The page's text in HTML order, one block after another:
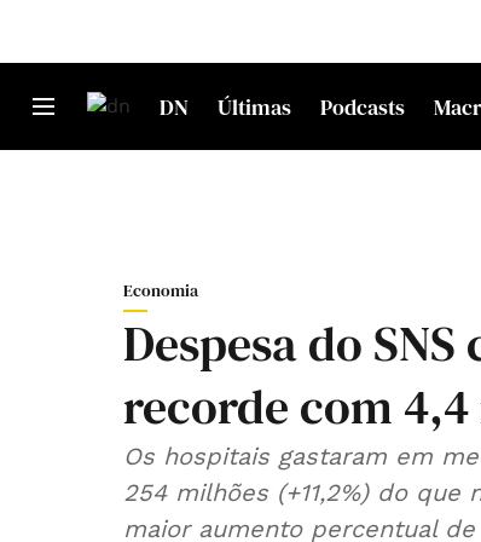
DN Últimas Podcasts
Economia
Despesa do
recorde com
Os hospitais gastaram em
254 milhões (+11,2%) do
maior aumento percentual de